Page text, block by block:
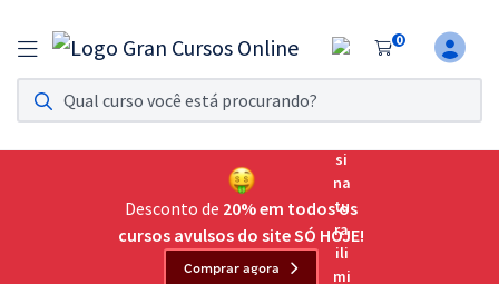
0
Assinatura Ilimitada 11
Acesso a todos os cursos. Teste grátis por 7 dias!
Assinatura OAB Até Passar
Acesso ilimitado a toda preparação para o Exame da
Residências Multiprofissionais
Desconto de 20% em todos os
cursos avulsos do site SÓ HOJE!
Comprar agora